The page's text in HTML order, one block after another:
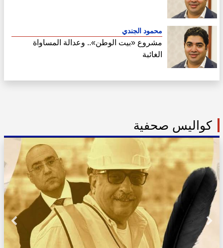
محمود الجندي
مشروع «بيت الوطن».. وعدالة المساواة
الغائبة
كواليس صحفية